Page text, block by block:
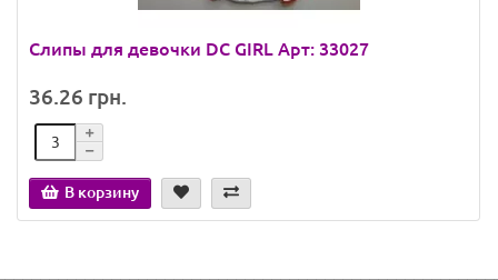
Слипы для девочки DC GIRL Арт: 33027
36.26 грн.
В корзину